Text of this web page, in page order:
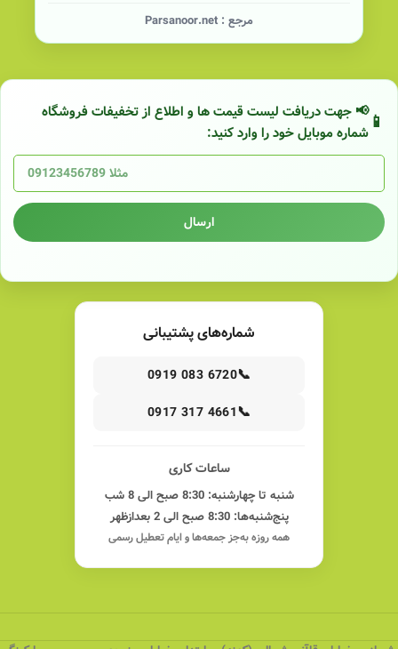
مرجع : Parsanoor.net
📢 جهت دریافت لیست قیمت ها و اطلاع از تخفیفات فروشگاه
شماره موبایل خود را وارد کنید:
ارسال
شماره‌های پشتیبانی
📞
0919 083 6720
📞
0917 317 4661
ساعات کاری
شنبه تا چهارشنبه: 8:30 صبح الی 8 شب
پنج‌شنبه‌ها: 8:30 صبح الی 2 بعدازظهر
همه روزه به‌جز جمعه‌ها و ایام تعطیل رسمی